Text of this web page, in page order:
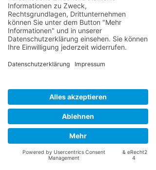
Aktuelle Beiträge Alle ansehen